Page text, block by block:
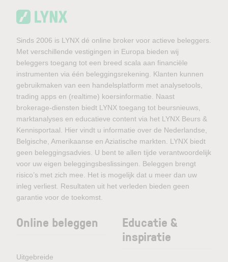
Sinds 2006 is LYNX dé online broker voor actieve beleggers.
Met verschillende vestigingen in Europa bieden wij
beleggers toegang tot een breed scala aan financiële
instrumenten via één beleggingsrekening. Klanten kunnen
gebruikmaken van een handelsplatform met analysetools,
trading apps en (realtime) koersinformatie. Naast
brokerage-diensten biedt LYNX toegang tot beursnieuws,
marktanalyses en educatieve content via het LYNX Beurs &
Kennisportaal. Hier vindt u informatie over de Nederlandse,
Belgische, Amerikaanse en Aziatische markten. LYNX biedt
geen beleggingsadvies. U bent te allen tijde verantwoordelijk
voor uw eigen beleggingsbeslissingen. Beleggen brengt
risico’s met zich mee. Het is mogelijk dat u meer dan uw
inleg verliest. Resultaten uit het verleden bieden geen
garantie voor de toekomst.
Online beleggen
Uitgebreide
Educatie &
inspiratie